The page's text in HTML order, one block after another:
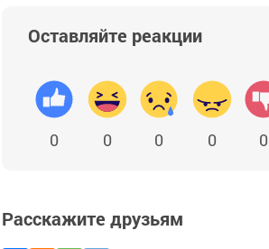
Оставляйте реакции
0 0 0 0 0
Расскажите друзьям